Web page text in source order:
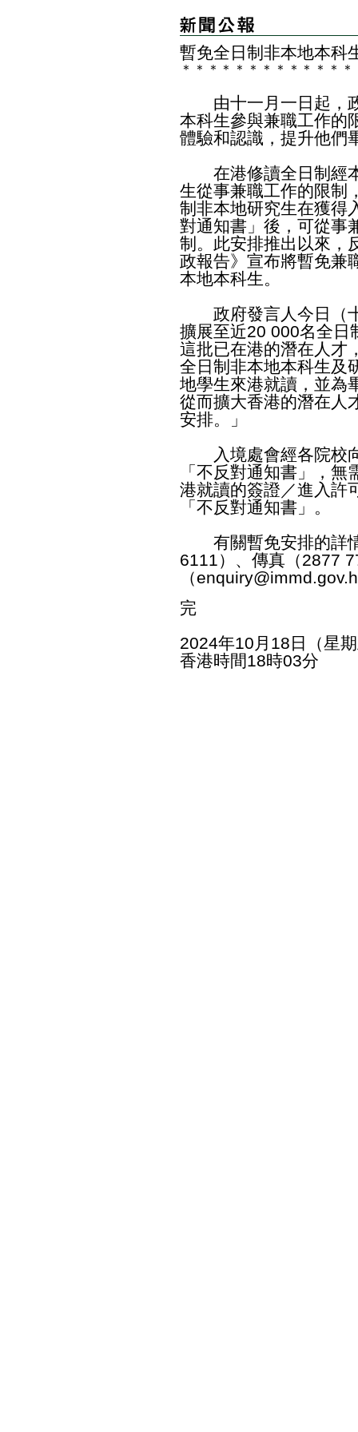
暫免全日制非本地本科
＊ ＊ ＊ ＊ ＊ ＊ ＊ ＊ ＊ ＊ ＊ ＊ ＊
由十一月一日起，政
本科生參與兼職工作的
體驗和認識，提升他們
在港修讀全日制經本
生從事兼職工作的限制
制非本地研究生在獲得
對通知書」後，可從事
制。此安排推出以來，
政報告》宣布將暫免兼
本地本科生。
政府發言人今日（十
擴展至近20 000名全日
這批已在港的潛在人才
全日制非本地本科生及
地學生來港就讀，並為
從而擴大香港的潛在人
安排。」
入境處會經各院校向
「不反對通知書」，
港就讀的簽證／進入許
「不反對通知書」。
有關暫免安排的詳
6111）、傳真（2877
（
完
2024年10月18日（星
香港時間18時03分